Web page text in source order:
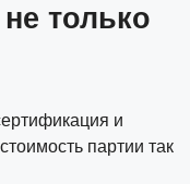
только
и
партии так